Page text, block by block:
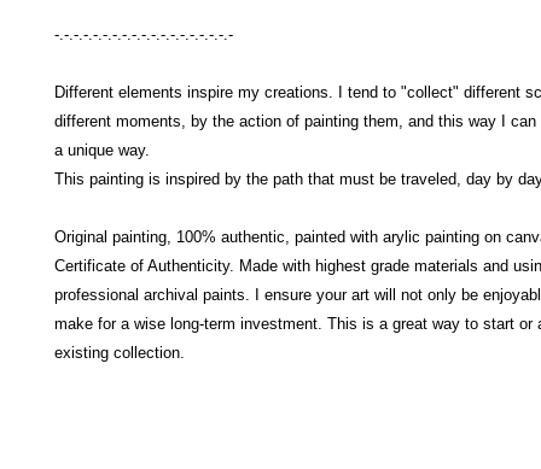
-.-.-.-.-.-.-.-.-.-.-.-.-.-.-.-.-.-.-
Different elements inspire my creations. I tend to "collect" different
different moments, by the action of painting them, and this way I can
a unique way.
This painting is inspired by the path that must be traveled, day by
Original painting, 100% authentic, painted with arylic painting on
Certificate of Authenticity. Made with highest grade materials and
professional archival paints. I ensure your art will not only be
make for a wise long-term investment. This is a great way to start or
existing collection.